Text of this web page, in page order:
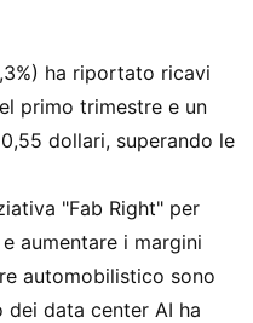
ha riportato ricavi
primo trimestre e un
dollari, superando le
"Fab Right" per
aumentare i margini
automobilistico sono
dei data center AI ha